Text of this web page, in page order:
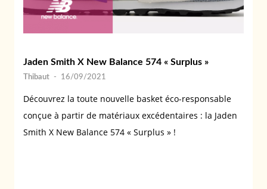
Jaden Smith X New Balance 574 « Surplus »
Thibaut - 16/09/2021
Découvrez la toute nouvelle basket éco-responsable
conçue à partir de matériaux excédentaires : la Jaden
Smith X New Balance 574 « Surplus » !